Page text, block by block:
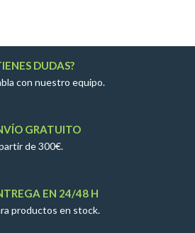
DUDAS?
con nuestro equipo.
GRATUITO
de 300€.
EN 24/48 H
productos en stock.